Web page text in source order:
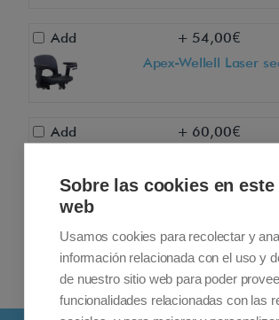
Add
+ 54,00€
Apex-Wellell Laser
Add
+ 60,00€
Rotating pole holder
Laser / Elite
Sobre las cookies en
web
Usamos cookies para recolectar y
información relacionada con el uso y
de nuestro sitio web para poder
funcionalidades relacionadas con las